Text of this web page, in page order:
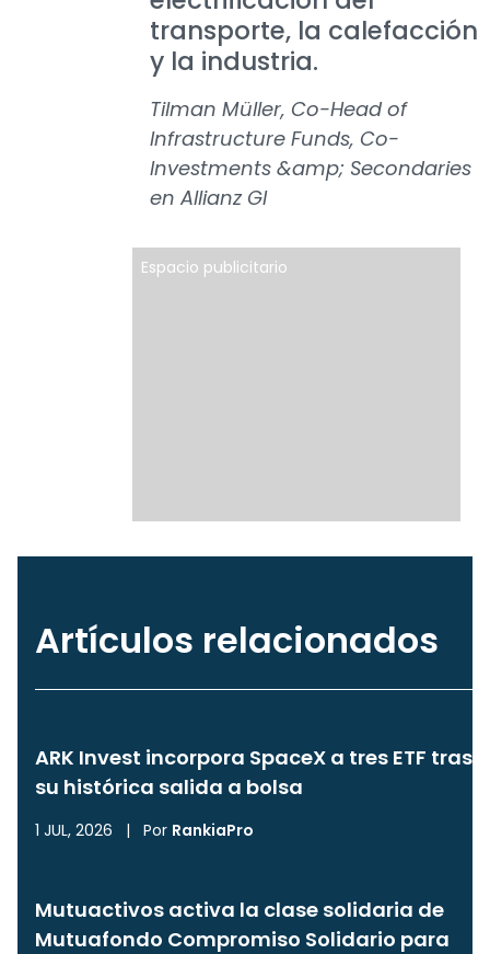
transporte, la calefacción
y la industria.
Tilman Müller, Co-Head of
Infrastructure Funds, Co-
Investments &amp; Secondaries
en Allianz GI
Espacio publicitario
Artículos relacionados
ARK Invest incorpora SpaceX a tres ETF tras
su histórica salida a bolsa
1 JUL, 2026 | Por RankiaPro
Mutuactivos activa la clase solidaria de
Mutuafondo Compromiso Solidario para